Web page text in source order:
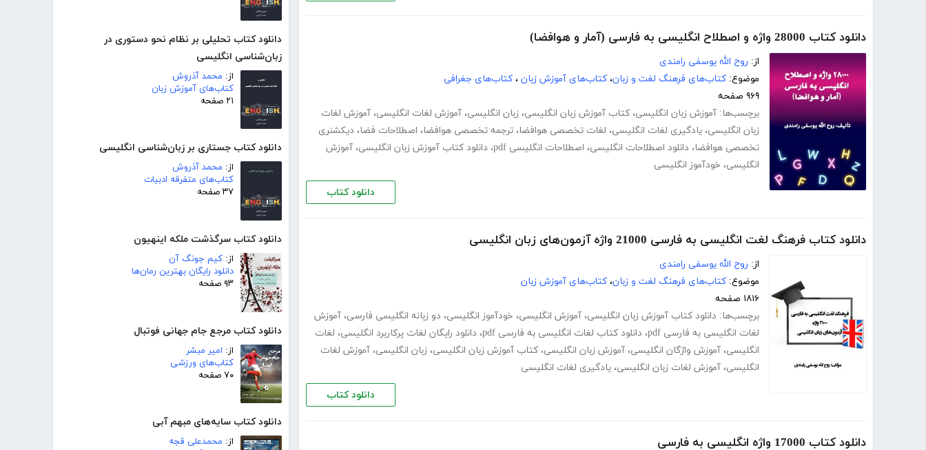
دانلود کتاب تحلیلی بر نظام نحو دستوری در
زبان‌شناسی انگلیسی
از: محمد آذروش
کتاب‌های آموزش زبان
۲۱ صفحه
دانلود کتاب جستاری بر زبان‌شناسی انگلیسی
از: محمد آذروش
کتاب‌های متفرقه ادبیات
۳۷ صفحه
دانلود کتاب سرگذشت ملکه اینهیون
از: کیم جونگ آن
دانلود رایگان بهترین رمان‌ها
۹۳ صفحه
دانلود کتاب مرجع جام جهانی فوتبال
از: امیر مبشر
کتاب‌های ورزشی
۷۰ صفحه
دانلود کتاب سایه‌های مبهم آبی
از: محمدعلی قجه
دانلود کتاب 28000 واژه و اصطلاح انگلیسی به فارسی (آمار و هوافضا)
از: روح الله یوسفی رامندی
موضوع: کتاب‌های فرهنگ لغت و زبان، کتاب‌های آموزش زبان ، کتاب‌های جغرافی
۹۶۹ صفحه
برچسب‌ها: آموزش زبان انگلیسی، کتاب آموزش زبان انگلیسی، زبان انگلیسی، آموزش لغات انگلیسی، آموزش لغات
زبان انگلیسی، یادگیری لغات انگلیسی، لغات تخصصی هوافضا، ترجمه تخصصی هوافضا، اصطلاحات فضا، دیکشنری
تخصصی هوافضا، دانلود اصطلاحات انگلیسی، اصطلاحات انگلیسی pdf ، دانلود کتاب آموزش زبان انگلیسی، آموزش
انگلیسی، خودآموز انگلیسی
دانلود کتاب
دانلود کتاب فرهنگ لغت انگلیسی به فارسی 21000 واژه آزمون‌های زبان انگلیسی
از: روح الله یوسفی رامندی
موضوع: کتاب‌های فرهنگ لغت و زبان، کتاب‌های آموزش زبان
۱۸۱۶ صفحه
برچسب‌ها: دانلود کتاب آموزش زبان انگلیسی، آموزش انگلیسی، خودآموز انگلیسی، دو زبانه انگلیسی فارسی، آموزش
لغات انگلیسی به فارسی pdf
، دانلود کتاب لغات انگلیسی به فارسی pdf ، دانلود رایگان لغات پرکاربرد انگلیسی، لغات
انگلیسی، آموزش واژگان انگلیسی، آموزش زبان انگلیسی، کتاب آموزش زبان انگلیسی، زبان انگلیسی، آموزش لغات
انگلیسی، آموزش لغات زبان انگلیسی، یادگیری لغات انگلیسی
دانلود کتاب
دانلود کتاب 17000 واژه انگلیسی به فارسی